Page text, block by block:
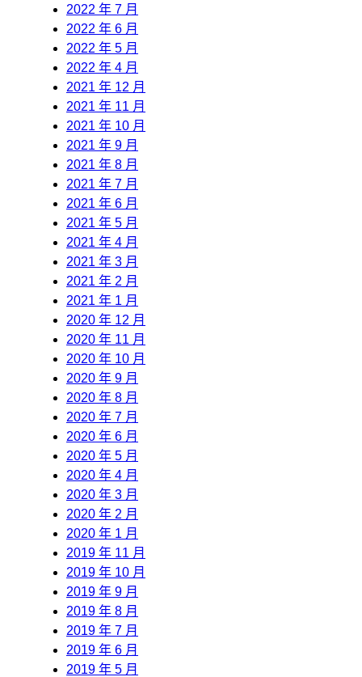
2022 年 7 月
2022 年 6 月
2022 年 5 月
2022 年 4 月
2021 年 12 月
2021 年 11 月
2021 年 10 月
2021 年 9 月
2021 年 8 月
2021 年 7 月
2021 年 6 月
2021 年 5 月
2021 年 4 月
2021 年 3 月
2021 年 2 月
2021 年 1 月
2020 年 12 月
2020 年 11 月
2020 年 10 月
2020 年 9 月
2020 年 8 月
2020 年 7 月
2020 年 6 月
2020 年 5 月
2020 年 4 月
2020 年 3 月
2020 年 2 月
2020 年 1 月
2019 年 11 月
2019 年 10 月
2019 年 9 月
2019 年 8 月
2019 年 7 月
2019 年 6 月
2019 年 5 月